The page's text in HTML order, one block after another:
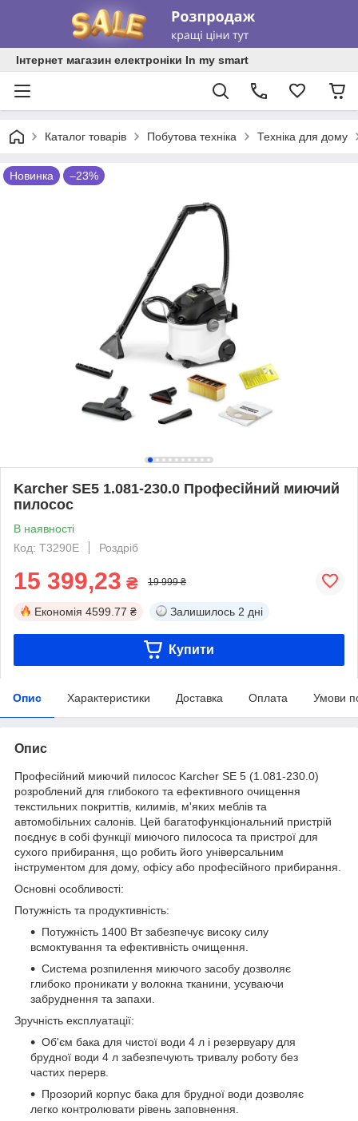
Інтернет магазин електроніки In my smart
Каталог товарів Побутова техніка Техніка для дому
Новинка –23%
Karcher SE5 1.081-230.0 Професійний миючий
пилосос
В наявності
Код: T3290E
Роздріб
15 399,23 ₴ 19 999 ₴
Економія 4599.77 ₴ Залишилось 2 дні
Купити
Опис Характеристики Доставка Оплата Умови
Опис
Професійний миючий пилосос Karcher SE 5 (1.081-230.0)
розроблений для глибокого та ефективного очищення
текстильних покриттів, килимів, м'яких меблів та
автомобільних салонів. Цей багатофункціональний пристрій
поєднує в собі функції миючого пилососа та пристрої для
сухого прибирання, що робить його універсальним
інструментом для дому, офісу або професійного прибирання.
Основні особливості:
Потужність та продуктивність:
Потужність 1400 Вт забезпечує високу силу
всмоктування та ефективність очищення.
Система розпилення миючого засобу дозволяє
глибоко проникати у волокна тканини, усуваючи
забруднення та запахи.
Зручність експлуатації:
Об'єм бака для чистої води 4 л і резервуару для
брудної води 4 л забезпечують тривалу роботу без
частих перерв.
Прозорий корпус бака для брудної води дозволяє
легко контролювати рівень заповнення.